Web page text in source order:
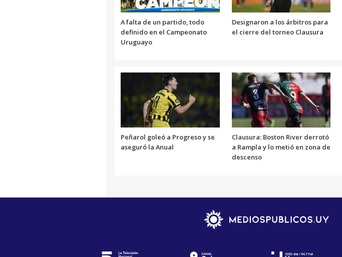
A falta de un partido, todo
definido en el Campeonato
Uruguayo
Designaron a los árbitros para
el cierre del torneo Clausura
Peñarol goleó a Progreso y se
aseguró la Anual
Clausura: Boston River derrotó
a Rampla y lo metió en zona de
descenso